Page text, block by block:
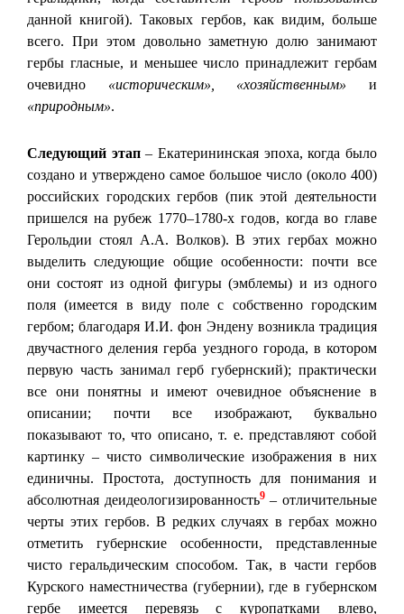
данной книгой). Таковых гербов, как видим, больше
всего. При этом довольно заметную долю занимают
гербы гласные, и меньшее число принадлежит гербам
очевидно «историческим», «хозяйственным» и
«природным».
Следующий этап– Екатерининская эпоха, когда было
создано и утверждено самое большое число (около 400)
российских городских гербов (пик этой деятельности
пришелся на рубеж 1770–1780‑х годов, когда во главе
Герольдии стоял А.А. Волков). В этих гербах можно
выделить следующие общие особенности: почти все
они состоят из одной фигуры (эмблемы) и из одного
поля (имеется в виду поле с собственно городским
гербом; благодаря И.И. фон Эндену возникла традиция
двучастного деления герба уездного города, в котором
первую часть занимал герб губернский); практически
все они понятны и имеют очевидное объяснение в
описании; почти все изображают, буквально
показывают то, что описано, т. е. представляют собой
картинку – чисто символические изображения в них
единичны. Простота, доступность для понимания и
абсолютная деидеологизированность9– отличительные
черты этих гербов. В редких случаях в гербах можно
отметить губернские особенности, представленные
чисто геральдическим способом. Так, в части гербов
Курского наместничества (губернии), где в губернском
гербе имеется перевязь с куропатками влево,